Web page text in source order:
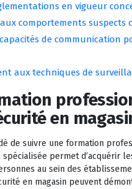
en vigueur
comportements suspects
de communication
aux techniques de
en
de suivre une formation
spécialisée permet d’acquérir
au sein des
en magasin peuvent